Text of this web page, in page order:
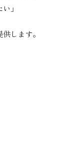
」
します。